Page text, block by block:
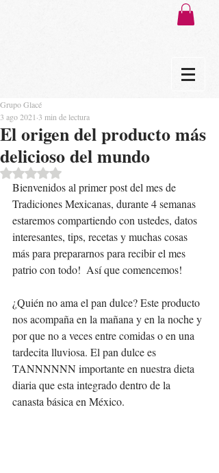
El origen del producto más
delicioso del mundo
Grupo Glacé
3 ago 2021 3 min de lectura
Obtuvo NaN de 5 estrellas.
Bienvenidos al primer post del mes de
Tradiciones Mexicanas, durante 4 semanas
estaremos compartiendo con ustedes, datos
interesantes, tips, recetas y muchas cosas
más para prepararnos para recibir el mes
patrio con todo!  Así que comencemos!
¿Quién no ama el pan dulce? Este producto
nos acompaña en la mañana y en la noche y
por que no a veces entre comidas o en una
tardecita lluviosa. El pan dulce es
TANNNNNN importante en nuestra dieta
diaria que esta integrado dentro de la
canasta básica en México.